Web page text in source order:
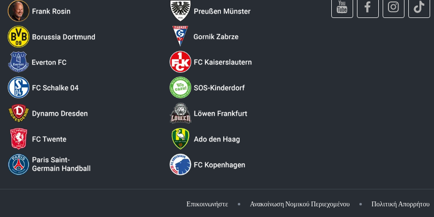
Επικοινωνήστε Ανακοίνωση Νομικού Περιεχομένου Πολιτική Απορρήτου